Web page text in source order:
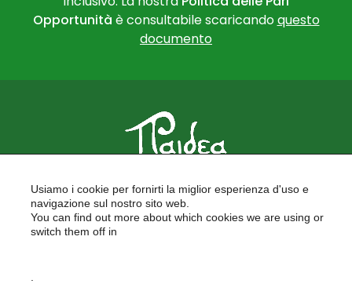
Opportunità è consultabile scaricandoquesto
documento
FORMAZIONE PER LE SCUOLE
FORMAZIONE PROFESSIONALE
PROGETTI EUROPEI
Usiamo i cookie per fornirti la miglior esperienza d'uso e
navigazione sul nostro sito web.
You can find out more about which cookies we are using or
switch them off in